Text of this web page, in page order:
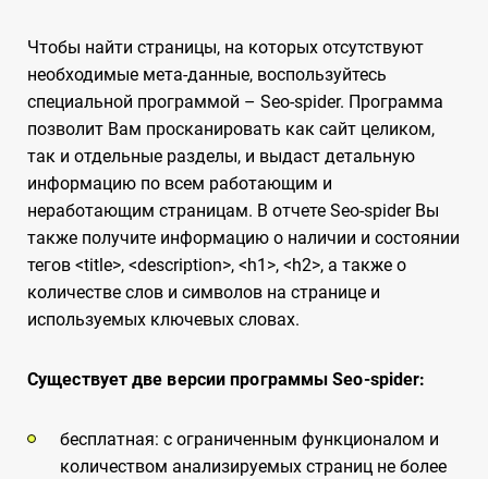
Чтобы найти страницы, на которых отсутствуют
необходимые мета-данные, воспользуйтесь
специальной программой – Seo-spider. Программа
позволит Вам просканировать как сайт целиком,
так и отдельные разделы, и выдаст детальную
информацию по всем работающим и
неработающим страницам. В отчете Seo-spider Вы
также получите информацию о наличии и состоянии
тегов <title>, <description>, <h1>, <h2>, а также о
количестве слов и символов на странице и
используемых ключевых словах.
Существует две версии программы Seo-spider:
бесплатная: с ограниченным функционалом и
количеством анализируемых страниц не более